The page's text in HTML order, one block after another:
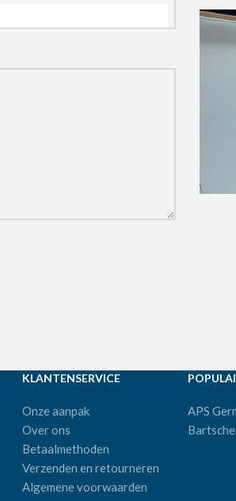
KLANTENSERVICE
Onze aanpak
Over ons
Betaalmethoden
Verzenden en retourneren
Algemene voorwaarden
APS